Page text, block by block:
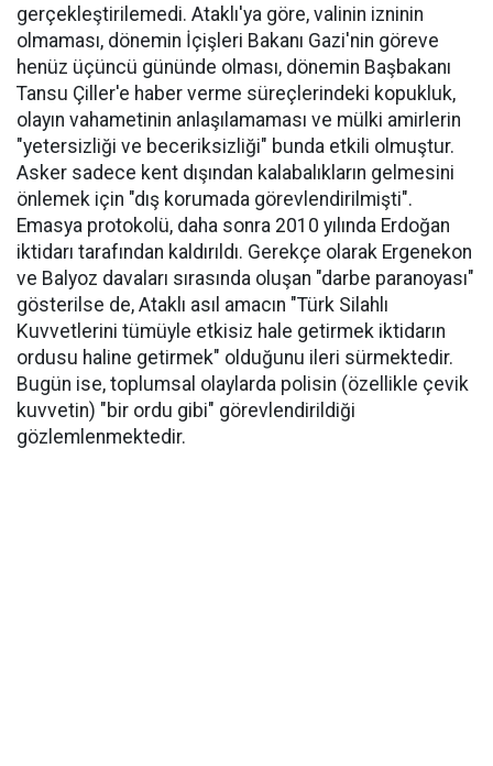
gerçekleştirilemedi. Ataklı'ya göre, valinin izninin
olmaması, dönemin İçişleri Bakanı Gazi'nin göreve
henüz üçüncü gününde olması, dönemin Başbakanı
Tansu Çiller'e haber verme süreçlerindeki kopukluk,
olayın vahametinin anlaşılamaması ve mülki amirlerin
"yetersizliği ve beceriksizliği" bunda etkili olmuştur.
Asker sadece kent dışından kalabalıkların gelmesini
önlemek için "dış korumada görevlendirilmişti".
Emasya protokolü, daha sonra 2010 yılında Erdoğan
iktidarı tarafından kaldırıldı. Gerekçe olarak Ergenekon
ve Balyoz davaları sırasında oluşan "darbe paranoyası"
gösterilse de, Ataklı asıl amacın "Türk Silahlı
Kuvvetlerini tümüyle etkisiz hale getirmek iktidarın
ordusu haline getirmek" olduğunu ileri sürmektedir.
Bugün ise, toplumsal olaylarda polisin (özellikle çevik
kuvvetin) "bir ordu gibi" görevlendirildiği
gözlemlenmektedir.